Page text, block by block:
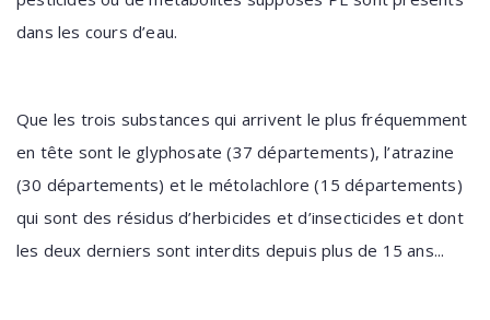
dans les cours d’eau.
Que les trois substances qui arrivent le plus fréquemment
en tête sont le glyphosate (37 départements), l’atrazine
(30 départements) et le métolachlore (15 départements)
qui sont des résidus d’herbicides et d’insecticides et dont
les deux derniers sont interdits depuis plus de 15 ans...